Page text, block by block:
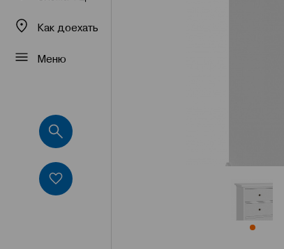
Как доехать
Меню